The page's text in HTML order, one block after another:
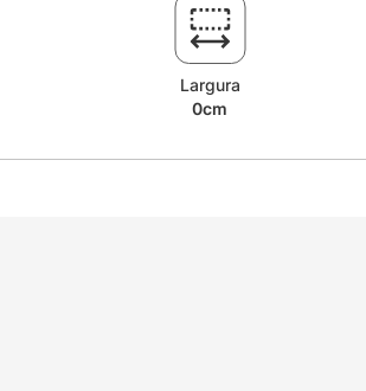
Largura
0cm